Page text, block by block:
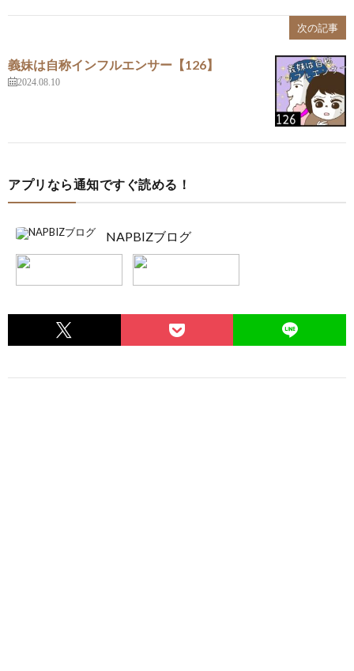
次の記事
義妹は自称インフルエンサー【126】
2024.08.10
アプリなら通知ですぐ読める！
NAPBIZブログ